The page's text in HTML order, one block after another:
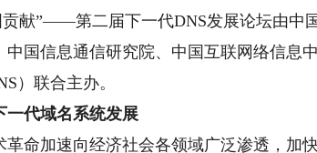
”——第二届下一代DNS发展论坛由中
中国信息通信研究院、中国互联网络信息
）联合主办。
代域名系统发展
加速向经济社会各领域广泛渗透，加快